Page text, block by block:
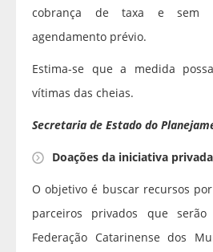
cobrança de taxa e sem
agendamento prévio.
Estima-se que a medida
vítimas das cheias.
Secretaria de Estado do
Doações da iniciativa privada
O objetivo é buscar recursos
parceiros privados que serão
Federação Catarinense dos